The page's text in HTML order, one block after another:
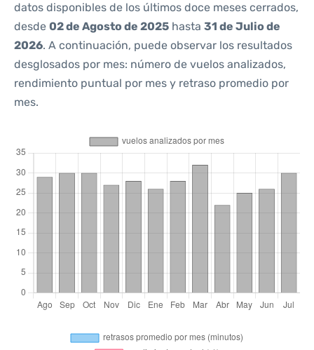
datos disponibles de los últimos doce meses cerrados,
desde 02 de Agosto de 2025 hasta 31 de Julio de
2026. A continuación, puede observar los resultados
desglosados por mes: número de vuelos analizados,
rendimiento puntual por mes y retraso promedio por
mes.